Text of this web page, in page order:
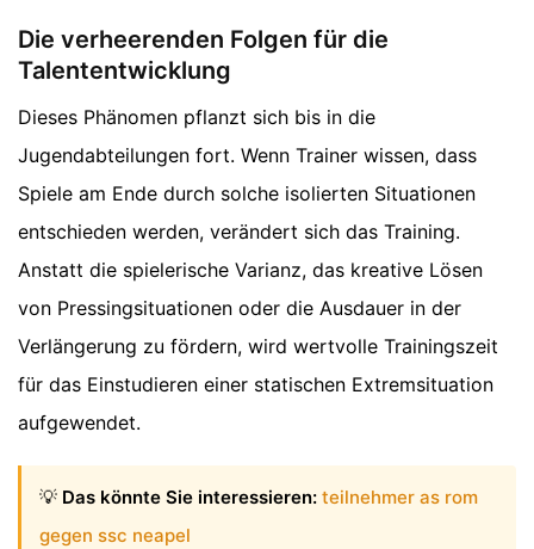
Die verheerenden Folgen für die
Talententwicklung
Dieses Phänomen pflanzt sich bis in die
Jugendabteilungen fort. Wenn Trainer wissen, dass
Spiele am Ende durch solche isolierten Situationen
entschieden werden, verändert sich das Training.
Anstatt die spielerische Varianz, das kreative Lösen
von Pressingsituationen oder die Ausdauer in der
Verlängerung zu fördern, wird wertvolle Trainingszeit
für das Einstudieren einer statischen Extremsituation
aufgewendet.
💡 Das könnte Sie interessieren: teilnehmer as rom
gegen ssc neapel